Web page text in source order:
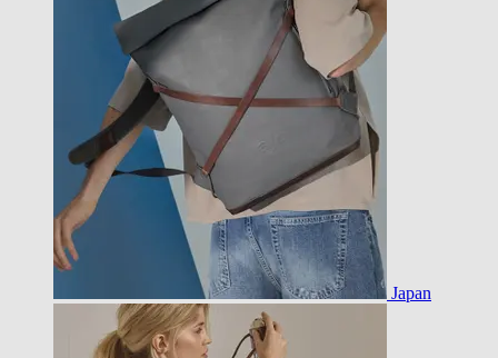
Japan